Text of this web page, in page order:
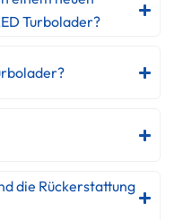
Turbolader?
die Rückerstattung